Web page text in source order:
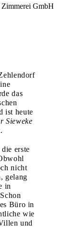
GmbH
das
ist heute
Sieweke
erste
nicht
gelang
in
Büro in
wie
und